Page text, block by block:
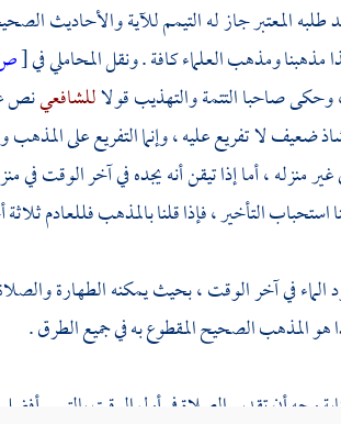
المعتبر جاز له التيمم للآية والأحاديث
مذهبنا ومذهب العلماء كافة . ونقلالمحامليفي[
صاحبا التتمة والتهذيب قولاللشافعينص
لا تفريع عليه ، وإنما التفريع على المذهب
غير منزله ، أما إذا تيقن أنه يجده في آخر الوقت
التأخير ، فإذا قلنا بالمذهب فللعادم
في آخر الوقت ، بحيث يمكنه الطهارة
هو المذهب الصحيح المقطوع به في جميع الطرق .
وجه أن تقديم الصلاة في أول الوقت بالتيمم